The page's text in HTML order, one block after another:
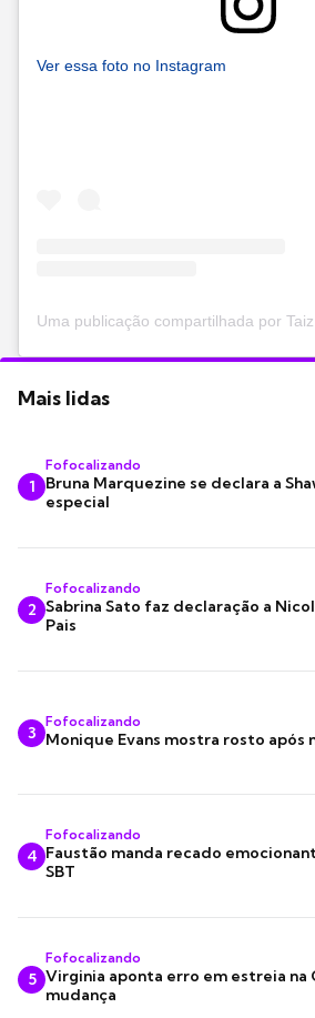
Ver essa foto no Instagram
Mais lidas
1
Fofocalizando
Bruna Marquezine se declara a
especial
2
Fofocalizando
Sabrina Sato faz declaração a
Pais
3
Fofocalizando
Monique Evans mostra rosto
4
Fofocalizando
Faustão manda recado
SBT
5
Fofocalizando
Virginia aponta erro em estreia na
mudança